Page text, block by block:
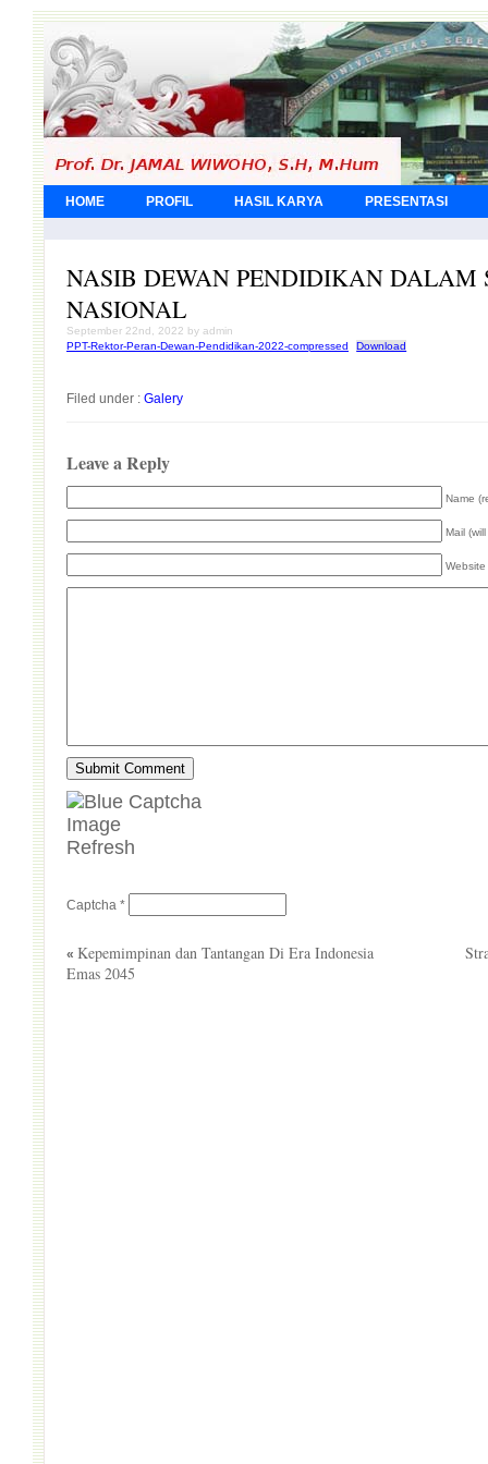
HOME PROFIL HASIL KARYA PRESENTASI
NASIB DEWAN PENDIDIKAN DALAM
NASIONAL
September 22nd, 2022 by admin
PPT-Rektor-Peran-Dewan-Pendidikan-2022-compressed
Download
Filed under : Galery
Leave a Reply
Name
Mail
Website
Refresh
Captcha *
« Kepemimpinan dan Tantangan Di Era Indonesia
Emas 2045